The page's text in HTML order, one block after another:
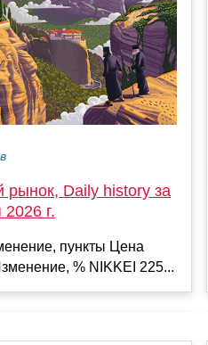
Daily history за
г.
пункты Цена
% NIKKEI 225...